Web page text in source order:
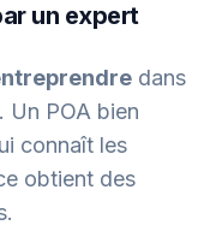
un expert
dans
Un POA bien
connaît les
obtient des